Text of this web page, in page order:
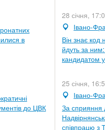
в
до ЦВК
28 січня,
Івано-
Він знає код
йдуть за
кандидатом
25 січня,
Івано-
За сприяння
співпрацю з